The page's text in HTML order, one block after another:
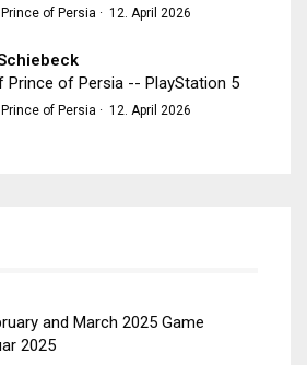
of Persia · 12. April 2026
Prince of Persia -- PlayStation 5
of Persia · 12. April 2026
and March 2025 Game
2025